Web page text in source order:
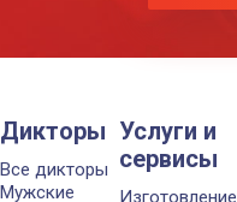
Дикторы
Все дикторы
Мужские
Услуги и
сервисы
Изготовление